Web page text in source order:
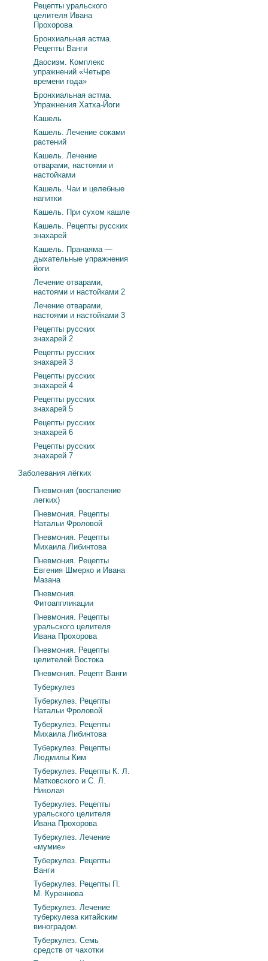
Рецепты уральского
целителя Ивана
Прохорова
Бронхиальная астма.
Рецепты Ванги
Даосизм. Комплекс
упражнений «Четыре
времени года»
Бронхиальная астма.
Упражнения Хатха-Йоги
Кашель
Кашель. Лечение соками
растений
Кашель. Лечение
отварами, настоями и
настойками
Кашель. Чаи и целебные
напитки
Кашель. При сухом кашле
Кашель. Рецепты русских
знахарей
Кашель. Пранаяма —
дыхательные упражнения
йоги
Лечение отварами,
настоями и настойками 2
Лечение отварами,
настоями и настойками 3
Рецепты русских
знахарей 2
Рецепты русских
знахарей 3
Рецепты русских
знахарей 4
Рецепты русских
знахарей 5
Рецепты русских
знахарей 6
Рецепты русских
знахарей 7
Заболевания лёгких
Пневмония (воспаление
легких)
Пневмония. Рецепты
Натальи Фроловой
Пневмония. Рецепты
Михаила Либинтова
Пневмония. Рецепты
Евгения Шмерко и Ивана
Мазана
Пневмония.
Фитоаппликации
Пневмония. Рецепты
уральского целителя
Ивана Прохорова
Пневмония. Рецепты
целителей Востока
Пневмония. Рецепт Ванги
Туберкулез
Туберкулез. Рецепты
Натальи Фроловой
Туберкулез. Рецепты
Михаила Либинтова
Туберкулез. Рецепты
Людмилы Ким
Туберкулез. Рецепты К. Л.
Матковского и С. Л.
Николая
Туберкулез. Рецепты
уральского целителя
Ивана Прохорова
Туберкулез. Лечение
«мумие»
Туберкулез. Рецепты
Ванги
Туберкулез. Рецепты П.
М. Куреннова
Туберкулез. Лечение
туберкулеза китайским
виноградом.
Туберкулез. Семь
средств от чахотки